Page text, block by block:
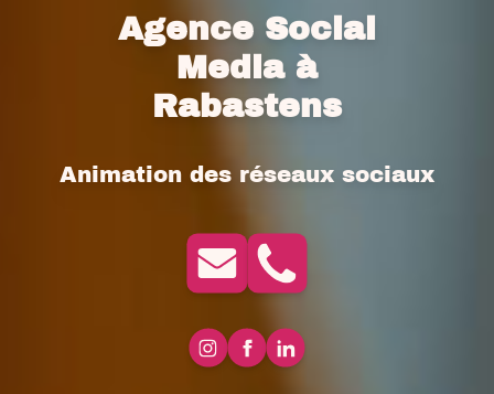
Agence Social
Media à
Rabastens
Animation des réseaux sociaux